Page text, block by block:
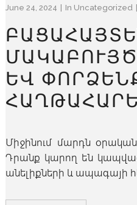
June 24, 2024 In Uncategorized
ԵՎ
Միջինում մարդն օրական
Դրանք կարող են կապված
անելիքների և ապագայի